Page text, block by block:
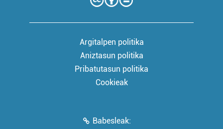
Argitalpen politika
Aniztasun politika
Pribatutasun politika
Cookieak
Babesleak: